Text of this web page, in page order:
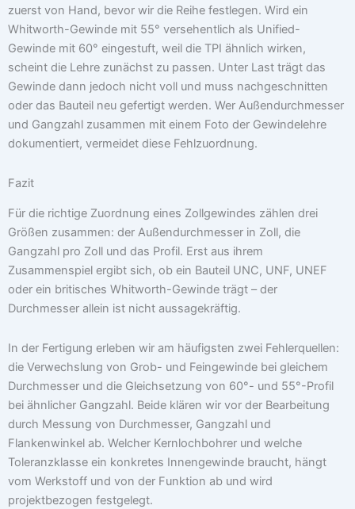
zuerst von Hand, bevor wir die Reihe festlegen. Wird ein
Whitworth-Gewinde mit 55° versehentlich als Unified-
Gewinde mit 60° eingestuft, weil die TPI ähnlich wirken,
scheint die Lehre zunächst zu passen. Unter Last trägt das
Gewinde dann jedoch nicht voll und muss nachgeschnitten
oder das Bauteil neu gefertigt werden. Wer Außendurchmesser
und Gangzahl zusammen mit einem Foto der Gewindelehre
dokumentiert, vermeidet diese Fehlzuordnung.
Fazit
Für die richtige Zuordnung eines Zollgewindes zählen drei
Größen zusammen: der Außendurchmesser in Zoll, die
Gangzahl pro Zoll und das Profil. Erst aus ihrem
Zusammenspiel ergibt sich, ob ein Bauteil UNC, UNF, UNEF
oder ein britisches Whitworth-Gewinde trägt – der
Durchmesser allein ist nicht aussagekräftig.
In der Fertigung erleben wir am häufigsten zwei Fehlerquellen:
die Verwechslung von Grob- und Feingewinde bei gleichem
Durchmesser und die Gleichsetzung von 60°- und 55°-Profil
bei ähnlicher Gangzahl. Beide klären wir vor der Bearbeitung
durch Messung von Durchmesser, Gangzahl und
Flankenwinkel ab. Welcher Kernlochbohrer und welche
Toleranzklasse ein konkretes Innengewinde braucht, hängt
vom Werkstoff und von der Funktion ab und wird
projektbezogen festgelegt.